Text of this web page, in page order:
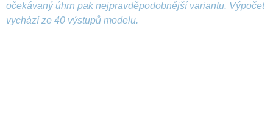
očekávaný úhrn pak nejpravděpodobnější variantu. Výpočet
vychází ze 40 výstupů modelu.